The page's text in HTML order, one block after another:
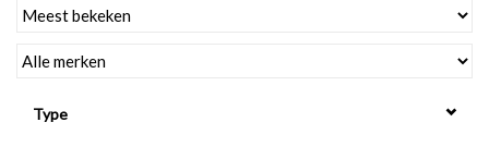
| Alles om te Meten |
Alles om te Boren |
Type